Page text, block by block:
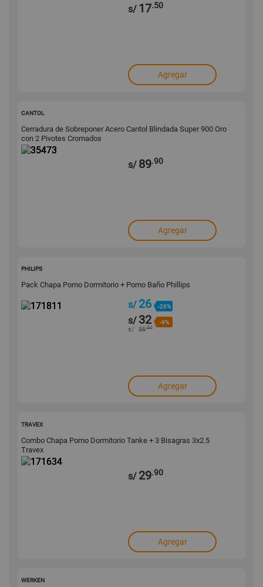
s/ 17.50
Agregar
CANTOL
Cerradura de Sobreponer Acero Cantol Blindada Super 900 Oro
con 2 Pivotes Cromados
s/ 89.90
Agregar
PHILIPS
Pack Chapa Pomo Dormitorio + Pomo Baño Phillips
s/ 26 -26%
s/ 32 -9%
s/ 35.50
Agregar
TRAVEX
Combo Chapa Pomo Dormitorio Tanke + 3 Bisagras 3x2.5
Travex
s/ 29.90
Agregar
WERKEN